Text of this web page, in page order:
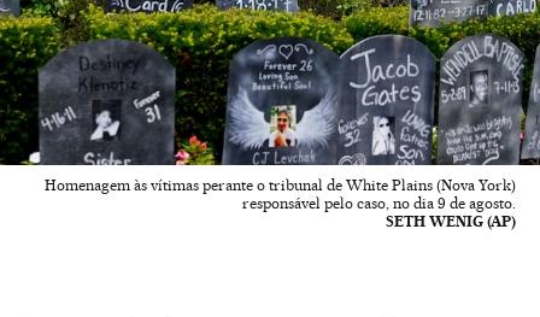
Homenagem às vítimas perante o tribunal de White Plains (Nova York)
responsável pelo caso, no dia 9 de agosto.
SETH WENIG (AP)